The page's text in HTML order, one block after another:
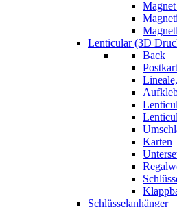
Lenticular (3D
Back
Karten
Schlüsselanhänger